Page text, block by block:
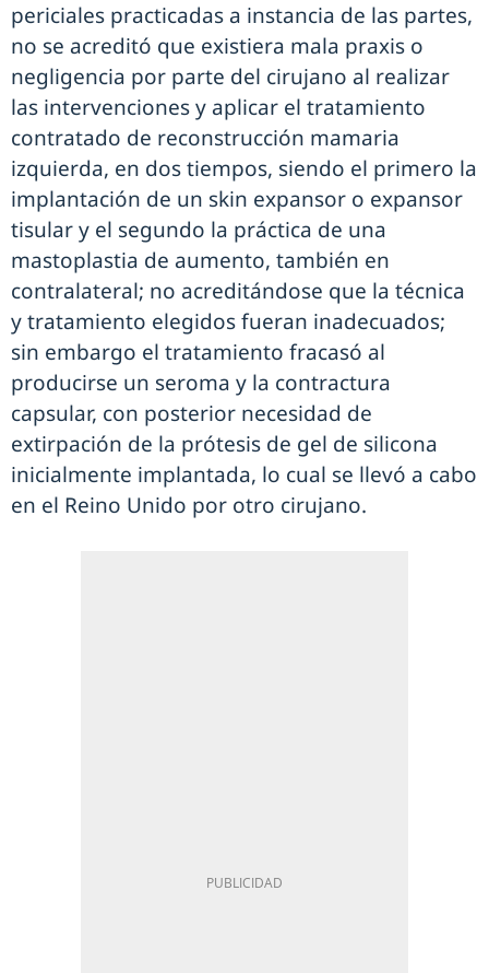
periciales practicadas a instancia de las partes,
no se acreditó que existiera mala praxis o
negligencia por parte del cirujano al realizar
las intervenciones y aplicar el tratamiento
contratado de reconstrucción mamaria
izquierda, en dos tiempos, siendo el primero la
implantación de un skin expansor o expansor
tisular y el segundo la práctica de una
mastoplastia de aumento, también en
contralateral; no acreditándose que la técnica
y tratamiento elegidos fueran inadecuados;
sin embargo el tratamiento fracasó al
producirse un seroma y la contractura
capsular, con posterior necesidad de
extirpación de la prótesis de gel de silicona
inicialmente implantada, lo cual se llevó a cabo
en el Reino Unido por otro cirujano.